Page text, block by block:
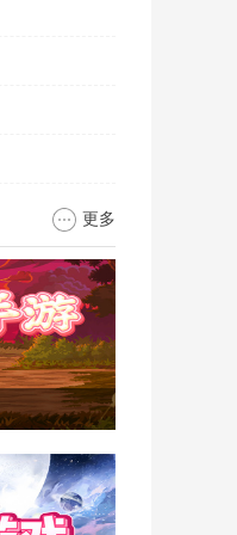
更多